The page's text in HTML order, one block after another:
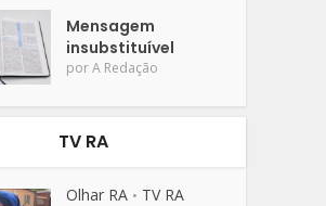
Mensagem
insubstituível
porA Redação
TV RA
Olhar RA • TV RA